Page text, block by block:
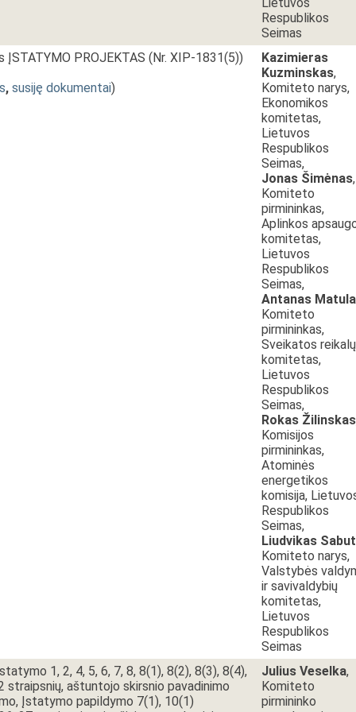
Respublikos
Seimas
ĮSTATYMO PROJEKTAS (Nr. XIP-1831(5))
, susiję dokumentai)
Kazimieras
Kuzminskas,
Komiteto narys,
Ekonomikos
komitetas,
Lietuvos
Respublikos
Seimas,
Jonas Šimėnas,
Komiteto
pirmininkas,
Aplinkos
komitetas,
Lietuvos
Respublikos
Seimas,
Antanas
Komiteto
pirmininkas,
Sveikatos reikalų
komitetas,
Lietuvos
Respublikos
Seimas,
Rokas Žilinskas
Komisijos
pirmininkas,
Atominės
energetikos
komisija,
Respublikos
Seimas,
Liudvikas
Komiteto narys,
Valstybės
ir savivaldybių
komitetas,
Lietuvos
Respublikos
Seimas
1, 2, 4, 5, 6, 7, 8, 8(1), 8(2), 8(3), 8(4),
straipsnių, aštuntojo skirsnio pavadinimo
Įstatymo papildymo 7(1), 10(1)
Julius Veselka,
Komiteto
pirmininko